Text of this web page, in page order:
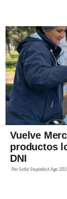
Vuelve
productos
DNI
PorSofía Stupiello6 Ago